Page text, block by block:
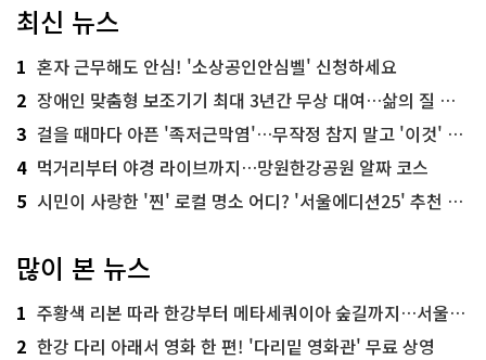
최신 뉴스
1 혼자 근무해도 안심! '소상공인안심벨' 신청하세요
2 장애인 맞춤형 보조기기 최대 3년간 무상 대여…삶의 질 높인다
3 걸을 때마다 아픈 '족저근막염'…무작정 참지 말고 '이것' 해보세요!
4 먹거리부터 야경 라이브까지…망원한강공원 알짜 코스
5 시민이 사랑한 '찐' 로컬 명소 어디? '서울에디션25' 추천 코스
많이 본 뉴스
1 주황색 리본 따라 한강부터 메타세쿼이아 숲길까지…서울둘레길 15코스
2 한강 다리 아래서 영화 한 편! '다리밑 영화관' 무료 상영